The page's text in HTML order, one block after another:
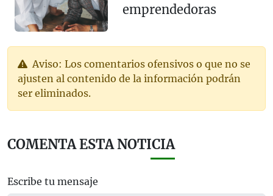
emprendedoras
Aviso: Los comentarios ofensivos o que no se
ajusten al contenido de la información podrán
ser eliminados.
COMENTA ESTA NOTICIA
Escribe tu mensaje